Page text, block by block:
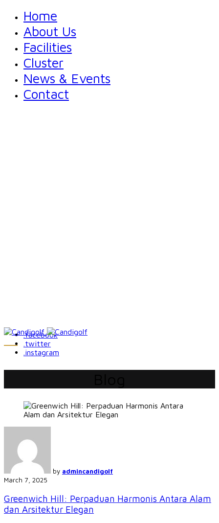
Home
About Us
Facilities
Cluster
News & Events
Contact
.facebook
.twitter
.instagram
by admincandigolf
March 7, 2025
Greenwich Hill: Perpaduan Harmonis Antara Alam
dan Arsitektur Elegan